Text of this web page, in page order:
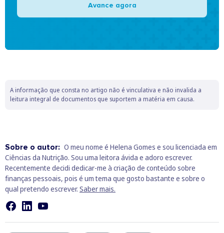
Avance agora
A informação que consta no artigo não é vinculativa e não invalida a
leitura integral de documentos que suportem a matéria em causa.
Sobre o autor: O meu nome é Helena Gomes e sou licenciada em
Ciências da Nutrição. Sou uma leitora ávida e adoro escrever.
Recentemente decidi dedicar-me à criação de conteúdo sobre
finanças pessoais, pois é um tema que gosto bastante e sobre o
qual pretendo escrever. Saber mais.